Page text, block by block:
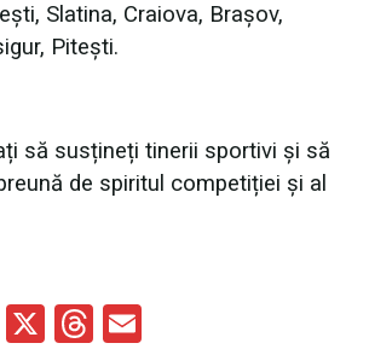
Slatina, Craiova, Brașov,
Pitești.
să susțineți tinerii sportivi și să
de spiritul competiției și al
W X
T